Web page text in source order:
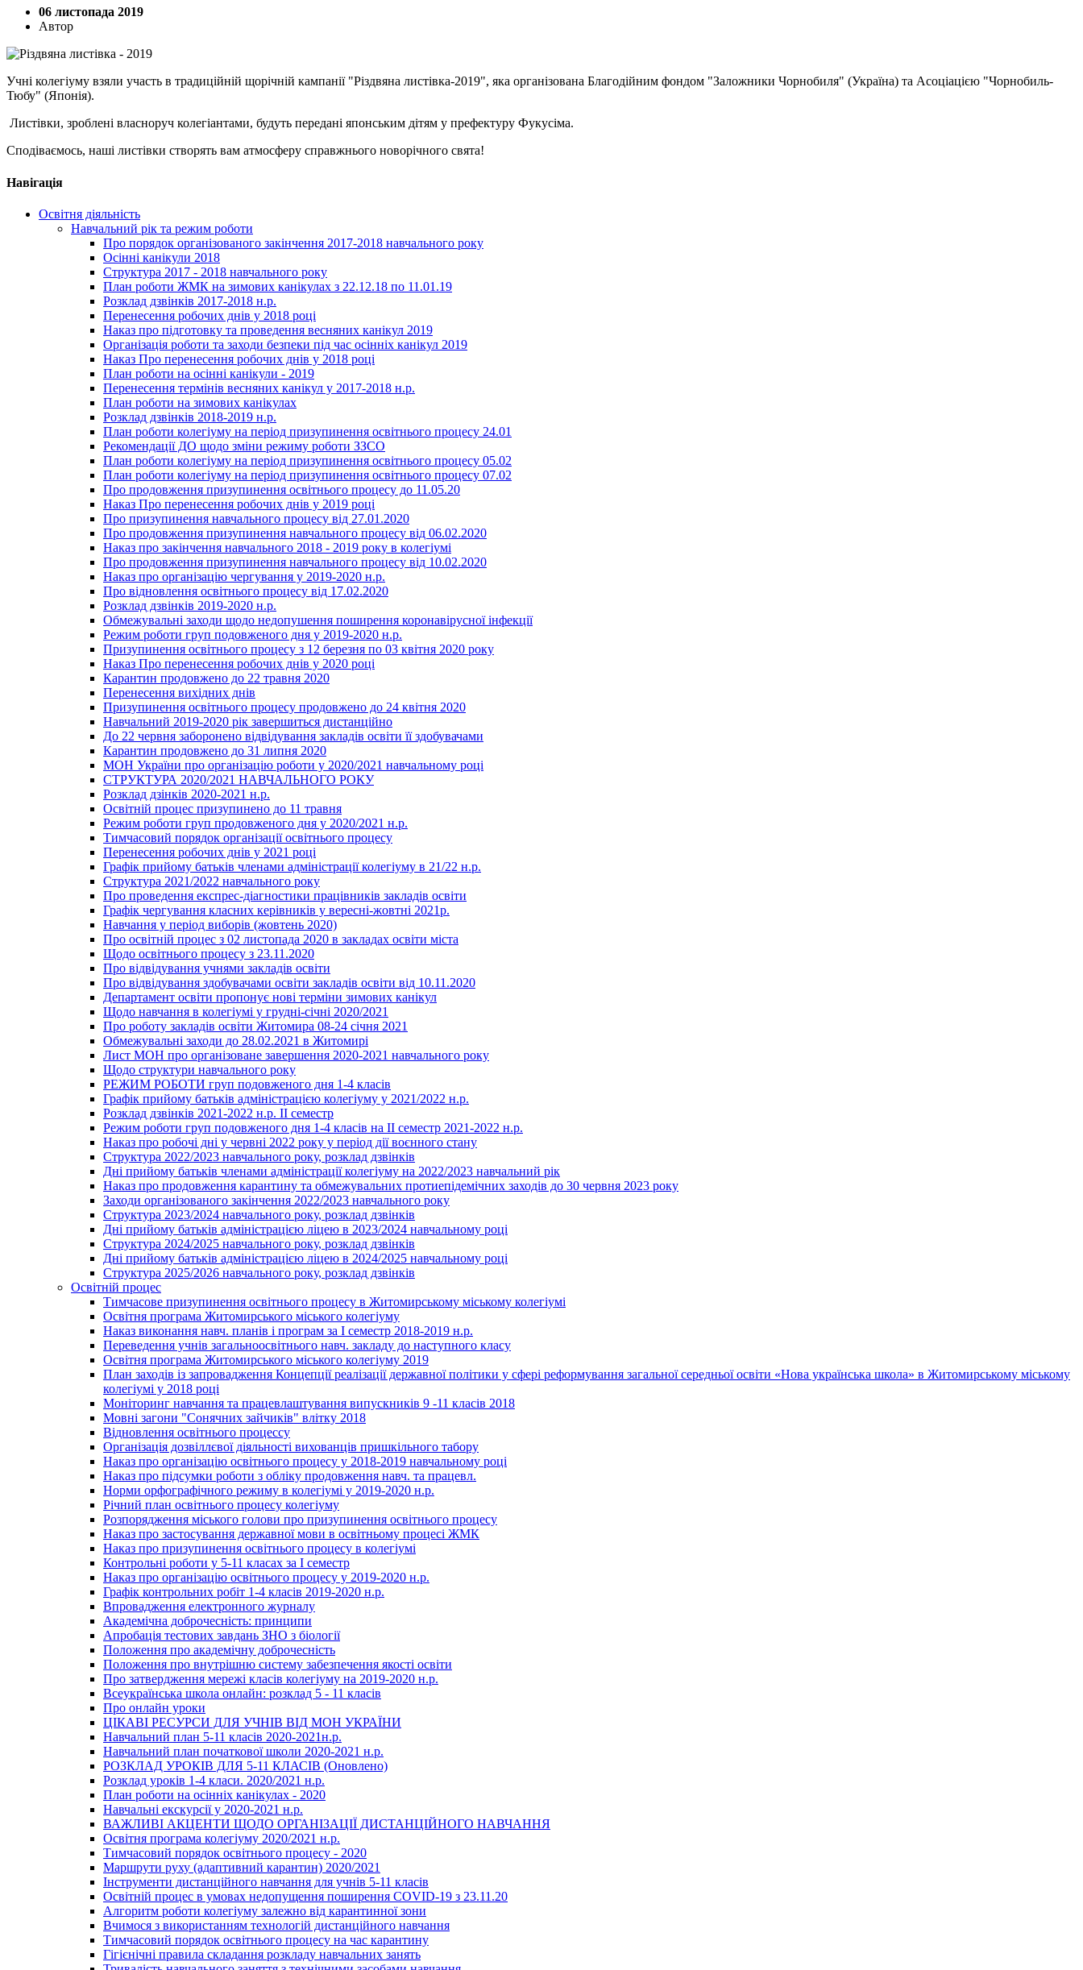
06 листопада 2019
Автор
Учні колегіуму взяли участь в традиційній щорічній кампанії "Різдвяна листівка-2019", яка організована Благодійним фондом "Заложники Чорнобиля" (Україна) та Асоціацією "Чорнобиль-
Тюбу" (Японія).
Листівки, зроблені власноруч колегіантами, будуть передані японським дітям у префектуру Фукусіма.
Сподіваємось, наші листівки створять вам атмосферу справжнього новорічного свята!
Навігація
Освітня діяльність
Навчальний рік та режим роботи
Про порядок організованого закінчення 2017-2018 навчального року
Осінні канікули 2018
Структура 2017 - 2018 навчального року
План роботи ЖМК на зимових канікулах з 22.12.18 по 11.01.19
Розклад дзвінків 2017-2018 н.р.
Перенесення робочих днів у 2018 році
Наказ про підготовку та проведення весняних канікул 2019
Організація роботи та заходи безпеки під час осінніх канікул 2019
Наказ Про перенесення робочих днів у 2018 році
План роботи на осінні канікули - 2019
Перенесення термінів весняних канікул у 2017-2018 н.р.
План роботи на зимових канікулах
Розклад дзвінків 2018-2019 н.р.
План роботи колегіуму на період призупинення освітнього процесу 24.01
Рекомендації ДО щодо зміни режиму роботи ЗЗСО
План роботи колегіуму на період призупинення освітнього процесу 05.02
План роботи колегіуму на період призупинення освітнього процесу 07.02
Про продовження призупинення освітнього процесу до 11.05.20
Наказ Про перенесення робочих днів у 2019 році
Про призупинення навчального процесу від 27.01.2020
Про продовження призупинення навчального процесу від 06.02.2020
Наказ про закінчення навчального 2018 - 2019 року в колегіумі
Про продовження призупинення навчального процесу від 10.02.2020
Наказ про організацію чергування у 2019-2020 н.р.
Про відновлення освітнього процесу від 17.02.2020
Розклад дзвінків 2019-2020 н.р.
Обмежувальні заходи щодо недопушення поширення коронавірусної інфекції
Режим роботи груп подовженого дня у 2019-2020 н.р.
Призупинення освітнього процесу з 12 березня по 03 квітня 2020 року
Наказ Про перенесення робочих днів у 2020 році
Карантин продовжено до 22 травня 2020
Перенесення вихідних днів
Призупинення освітнього процесу продовжено до 24 квітня 2020
Навчальний 2019-2020 рік завершиться дистанційно
До 22 червня заборонено відвідування закладів освіти її здобувачами
Карантин продовжено до 31 липня 2020
МОН України про організацію роботи у 2020/2021 навчальному році
СТРУКТУРА 2020/2021 НАВЧАЛЬНОГО РОКУ
Розклад дзінків 2020-2021 н.р.
Освітній процес призупинено до 11 травня
Режим роботи груп продовженого дня у 2020/2021 н.р.
Тимчасовий порядок організації освітнього процесу
Перенесення робочих днів у 2021 році
Графік прийому батьків членами адміністрації колегіуму в 21/22 н.р.
Структура 2021/2022 навчального року
Про проведення експрес-діагностики працівників закладів освіти
Графік чергування класних керівників у вересні-жовтні 2021р.
Навчання у період виборів (жовтень 2020)
Про освітній процес з 02 листопада 2020 в закладах освіти міста
Щодо освітнього процесу з 23.11.2020
Про відвідування учнями закладів освіти
Про відвідування здобувачами освіти закладів освіти від 10.11.2020
Департамент освіти пропонує нові терміни зимових канікул
Щодо навчання в колегіумі у грудні-січні 2020/2021
Про роботу закладів освіти Житомира 08-24 січня 2021
Обмежувальні заходи до 28.02.2021 в Житомирі
Лист МОН про організоване завершення 2020-2021 навчального року
Щодо структури навчального року
РЕЖИМ РОБОТИ груп подовженого дня 1-4 класів
Графік прийому батьків адміністрацією колегіуму у 2021/2022 н.р.
Розклад дзвінків 2021-2022 н.р. ІІ семестр
Режим роботи груп подовженого дня 1-4 класів на ІІ семестр 2021-2022 н.р.
Наказ про робочі дні у червні 2022 року у період дії воєнного стану
Структура 2022/2023 навчального року, розклад дзвінків
Дні прийому батьків членами адміністрації колегіуму на 2022/2023 навчальний рік
Наказ про продовження карантину та обмежувальних протиепідемічних заходів до 30 червня 2023 року
Заходи організованого закінчення 2022/2023 навчального року
Структура 2023/2024 навчального року, розклад дзвінків
Дні прийому батьків адміністрацією ліцею в 2023/2024 навчальному році
Структура 2024/2025 навчального року, розклад дзвінків
Дні прийому батьків адміністрацією ліцею в 2024/2025 навчальному році
Структура 2025/2026 навчального року, розклад дзвінків
Освітній процес
Тимчасове призупинення освітнього процесу в Житомирському міському колегіумі
Освітня програма Житомирського міського колегіуму
Наказ виконання навч. планів і програм за І семестр 2018-2019 н.р.
Переведення учнів загальноосвітнього навч. закладу до наступного класу
Освітня програма Житомирського міського колегіуму 2019
План заходів із запровадження Концепції реалізації державної політики у сфері реформування загальної середньої освіти «Нова українська школа» в Житомирському міському
колегіумі у 2018 році
Моніторинг навчання та працевлаштування випускників 9 -11 класів 2018
Мовні загони "Сонячних зайчиків" влітку 2018
Відновлення освітнього процессу
Організація дозвіллєвої діяльності вихованців пришкільного табору
Наказ про організацію освітнього процесу у 2018-2019 навчальному році
Наказ про підсумки роботи з обліку продовження навч. та працевл.
Норми орфографічного режиму в колегіумі у 2019-2020 н.р.
Річний план освітнього процесу колегіуму
Розпорядження міського голови про призупинення освітнього процесу
Наказ про застосування державної мови в освітньому процесі ЖМК
Наказ про призупинення освітнього процесу в колегіумі
Контрольні роботи у 5-11 класах за І семестр
Наказ про організацію освітнього процесу у 2019-2020 н.р.
Графік контрольних робіт 1-4 класів 2019-2020 н.р.
Впровадження електронного журналу
Академічна доброчесність: принципи
Апробація тестових завдань ЗНО з біології
Положення про академічну доброчесність
Положення про внутрішню систему забезпечення якості освіти
Про затвердження мережі класів колегіуму на 2019-2020 н.р.
Всеукраїнська школа онлайн: розклад 5 - 11 класів
Про онлайн уроки
ЦІКАВІ РЕСУРСИ ДЛЯ УЧНІВ ВІД МОН УКРАЇНИ
Навчальний план 5-11 класів 2020-2021н.р.
Навчальний план початкової школи 2020-2021 н.р.
РОЗКЛАД УРОКІВ ДЛЯ 5-11 КЛАСІВ (Оновлено)
Розклад уроків 1-4 класи. 2020/2021 н.р.
План роботи на осінніх канікулах - 2020
Навчальні екскурсії у 2020-2021 н.р.
ВАЖЛИВІ АКЦЕНТИ ЩОДО ОРГАНІЗАЦІЇ ДИСТАНЦІЙНОГО НАВЧАННЯ
Освітня програма колегіуму 2020/2021 н.р.
Тимчасовий порядок освітнього процесу - 2020
Маршрути руху (адаптивний карантин) 2020/2021
Інструменти дистанційного навчання для учнів 5-11 класів
Освітній процес в умовах недопущення поширення COVID-19 з 23.11.20
Алгоритм роботи колегіуму залежно від карантинної зони
Вчимося з використанням технологій дистанційного навчання
Тимчасовий порядок освітнього процесу на час карантину
Гігієнічні правила складання розкладу навчальних занять